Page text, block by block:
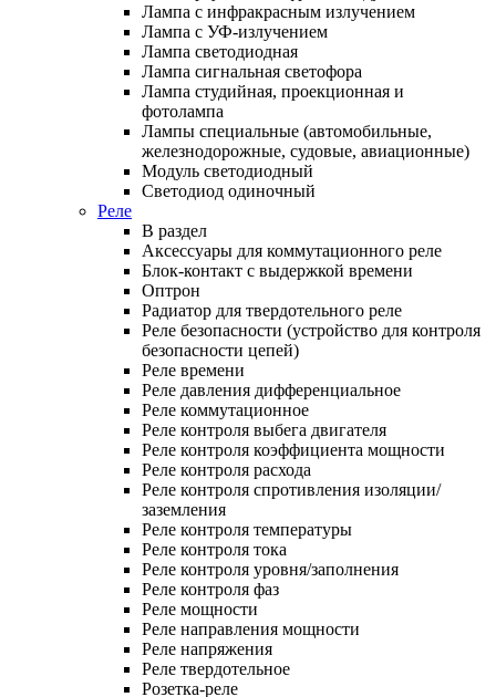
Лампа с инфракрасным излучением
Лампа с УФ-излучением
Лампа светодиодная
Лампа сигнальная светофора
Лампа студийная, проекционная и
фотолампа
Лампы специальные (автомобильные,
железнодорожные, судовые, авиационные)
Модуль светодиодный
Светодиод одиночный
Реле
В раздел
Аксессуары для коммутационного реле
Блок-контакт с выдержкой времени
Оптрон
Радиатор для твердотельного реле
Реле безопасности (устройство для контроля
безопасности цепей)
Реле времени
Реле давления дифференциальное
Реле коммутационное
Реле контроля выбега двигателя
Реле контроля коэффициента мощности
Реле контроля расхода
Реле контроля спротивления изоляции/
заземления
Реле контроля температуры
Реле контроля тока
Реле контроля уровня/заполнения
Реле контроля фаз
Реле мощности
Реле направления мощности
Реле напряжения
Реле твердотельное
Розетка-реле